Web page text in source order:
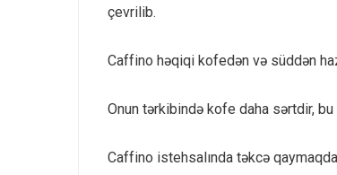
çevrilib.
Caffino həqiqi kofedən və süddən
Onun tərkibində kofe daha sərtdir,
Caffino istehsalında təkcə